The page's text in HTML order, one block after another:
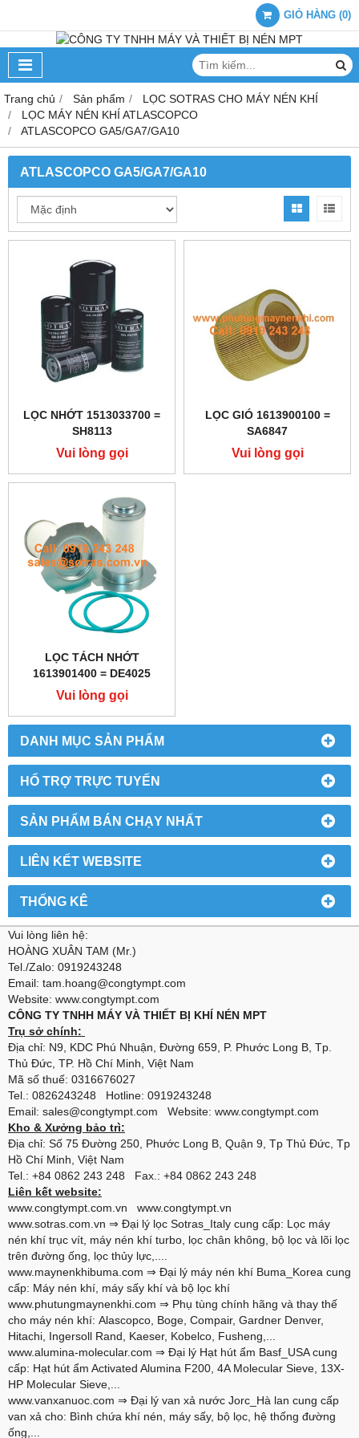
GIỎ HÀNG (0)
Trang chủ Sản phẩm
LỌC SOTRAS CHO MÁY NÉN KHÍ
LỌC MÁY NÉN KHÍ ATLASCOPCO
ATLASCOPCO GA5/GA7/GA10
DANH MỤC SẢN PHẨM
HỔ TRỢ TRỰC TUYẾN
SẢN PHẨM BÁN CHẠY NHẤT
LIÊN KẾT WEBSITE
THỐNG KÊ
ATLASCOPCO GA5/GA7/GA10
LỌC NHỚT 1513033700 =
SH8113
Vui lòng gọi
LỌC GIÓ 1613900100 =
SA6847
Vui lòng gọi
LỌC TÁCH NHỚT
1613901400 = DE4025
Vui lòng gọi
Vui lòng liên hệ:
HOÀNG XUÂN TAM (Mr.)
Tel./Zalo: 0919243248
Email: tam.hoang@congtympt.com
Website: www.congtympt.com
CÔNG TY TNHH MÁY VÀ THIẾT BỊ KHÍ NÉN MPT
Trụ sở chính:
Địa chỉ: N9, KDC Phú Nhuận, Đường 659, P. Phước Long B, Tp.
Thủ Đức, TP. Hồ Chí Minh, Việt Nam
Mã số thuế: 0316676027
Tel.: 0826243248 Hotline: 0919243248
Email: sales@congtympt.com Website: www.congtympt.com
Kho & Xưởng bảo trì:
Địa chỉ: Số 75 Đường 250, Phước Long B, Quận 9, Tp Thủ Đức, Tp
Hồ Chí Minh, Việt Nam
Tel.: +84 0862 243 248 Fax.: +84 0862 243 248
Liên kết website:
www.congtympt.com.vn
www.congtympt.vn
www.sotras.com.vn ⇒ Đại lý lọc Sotras_Italy cung cấp: Lọc máy
nén khí trục vít, máy nén khí turbo, lọc chân không, bộ lọc và lõi lọc
trên đường ống, lọc thủy lực,....
www.maynenkhibuma.com ⇒ Đại lý máy nén khí Buma_Korea cung
cấp: Máy nén khí, máy sấy khí và bộ lọc khí
www.phutungmaynenkhi.com ⇒ Phụ tùng chính hãng và thay thế
cho máy nén khí: Alascopco, Boge, Compair, Gardner Denver,
Hitachi, Ingersoll Rand, Kaeser, Kobelco, Fusheng,...
www.alumina-molecular.com ⇒ Đại lý Hạt hút ẩm Basf_USA cung
cấp: Hạt hút ẩm Activated Alumina F200, 4A Molecular Sieve, 13X-
HP Molecular Sieve,...
www.vanxanuoc.com ⇒ Đại lý van xả nước Jorc_Hà lan cung cấp
van xả cho: Bình chứa khí nén, máy sấy, bộ lọc, hệ thống đường
ống,...